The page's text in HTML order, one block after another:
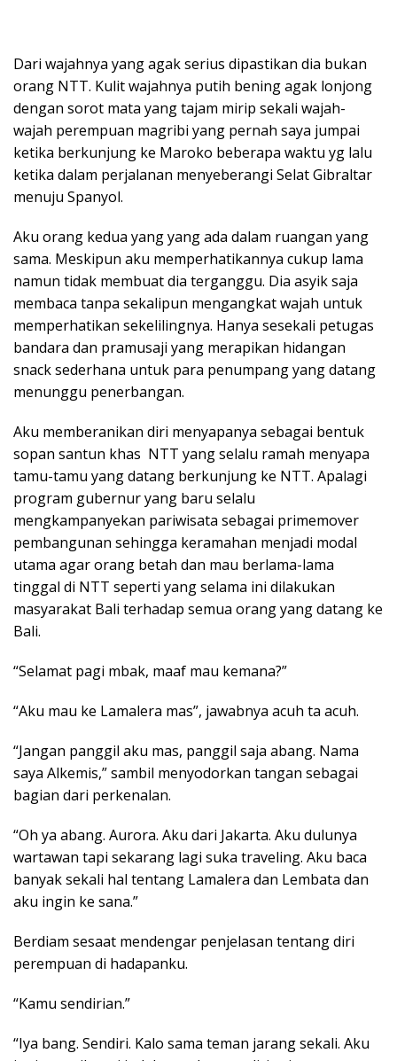
Dari wajahnya yang agak serius dipastikan dia bukan
orang NTT. Kulit wajahnya putih bening agak lonjong
dengan sorot mata yang tajam mirip sekali wajah-
wajah perempuan magribi yang pernah saya jumpai
ketika berkunjung ke Maroko beberapa waktu yg lalu
ketika dalam perjalanan menyeberangi Selat Gibraltar
menuju Spanyol.
Aku orang kedua yang yang ada dalam ruangan yang
sama. Meskipun aku memperhatikannya cukup lama
namun tidak membuat dia terganggu. Dia asyik saja
membaca tanpa sekalipun mengangkat wajah untuk
memperhatikan sekelilingnya. Hanya sesekali petugas
bandara dan pramusaji yang merapikan hidangan
snack sederhana untuk para penumpang yang datang
menunggu penerbangan.
Aku memberanikan diri menyapanya sebagai bentuk
sopan santun khas NTT yang selalu ramah menyapa
tamu-tamu yang datang berkunjung ke NTT. Apalagi
program gubernur yang baru selalu
mengkampanyekan pariwisata sebagai primemover
pembangunan sehingga keramahan menjadi modal
utama agar orang betah dan mau berlama-lama
tinggal di NTT seperti yang selama ini dilakukan
masyarakat Bali terhadap semua orang yang datang ke
Bali.
“Selamat pagi mbak, maaf mau kemana?”
“Aku mau ke Lamalera mas”, jawabnya acuh ta acuh.
“Jangan panggil aku mas, panggil saja abang. Nama
saya Alkemis,” sambil menyodorkan tangan sebagai
bagian dari perkenalan.
“Oh ya abang. Aurora. Aku dari Jakarta. Aku dulunya
wartawan tapi sekarang lagi suka traveling. Aku baca
banyak sekali hal tentang Lamalera dan Lembata dan
aku ingin ke sana.”
Berdiam sesaat mendengar penjelasan tentang diri
perempuan di hadapanku.
“Kamu sendirian.”
“Iya bang. Sendiri. Kalo sama teman jarang sekali. Aku